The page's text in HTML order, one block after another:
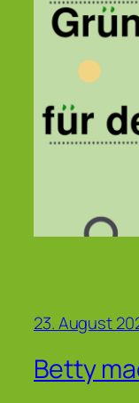
23. August
Betty